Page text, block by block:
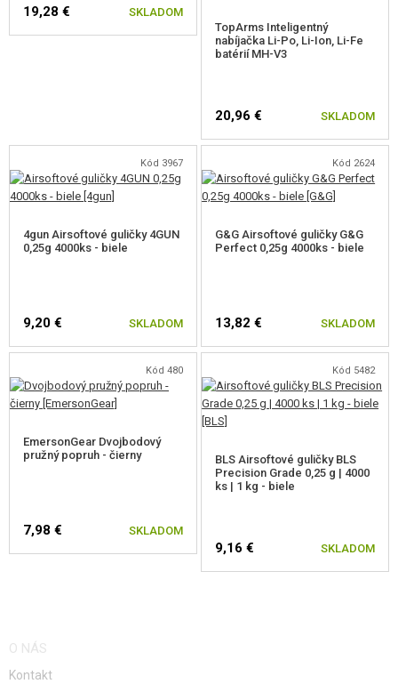
19,28 € SKLADOM
TopArms Inteligentný
nabíjačka Li-Po, Li-Ion, Li-Fe
batérií MH-V3
20,96 € SKLADOM
Kód 3967
4gun Airsoftové guličky 4GUN
0,25g 4000ks - biele
9,20 € SKLADOM
Kód 2624
G&G Airsoftové guličky G&G
Perfect 0,25g 4000ks - biele
13,82 € SKLADOM
Kód 480
EmersonGear Dvojbodový
pružný popruh - čierny
7,98 € SKLADOM
Kód 5482
BLS Airsoftové guličky BLS
Precision Grade 0,25 g | 4000
ks | 1 kg - biele
9,16 € SKLADOM
O NÁS
Kontakt